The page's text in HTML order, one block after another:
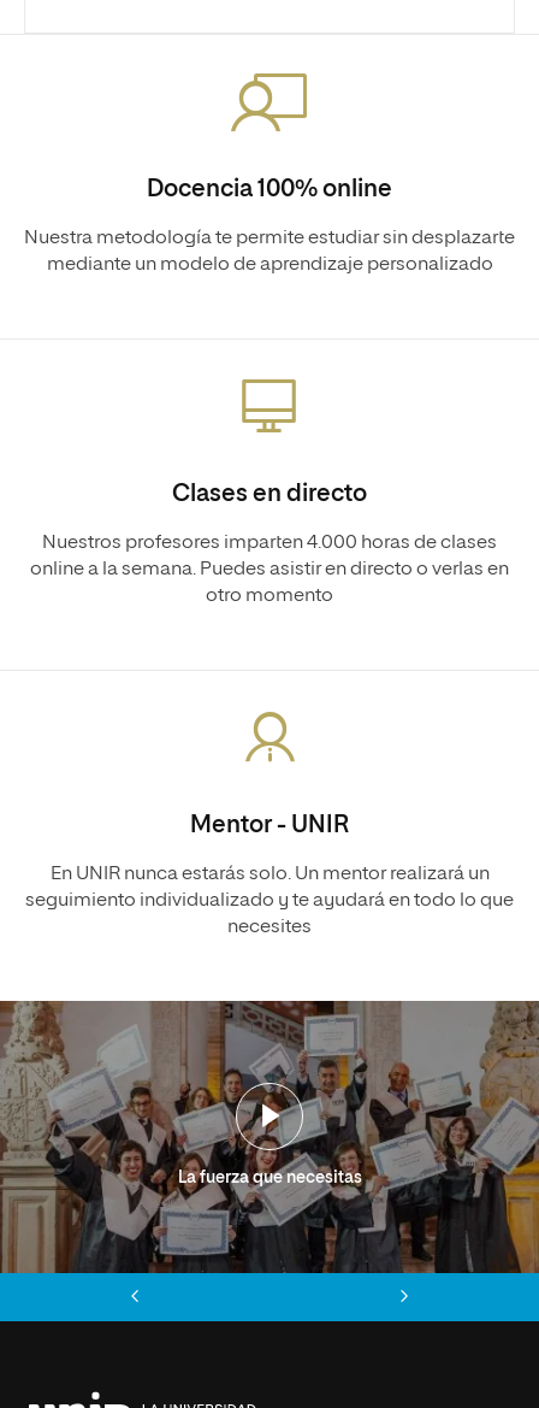
Docencia 100% online
Nuestra metodología te permite estudiar sin desplazarte
mediante un modelo de aprendizaje personalizado
Clases en directo
Nuestros profesores imparten 4.000 horas de clases
online a la semana. Puedes asistir en directo o verlas en
otro momento
Mentor - UNIR
En UNIR nunca estarás solo. Un mentor realizará un
seguimiento individualizado y te ayudará en todo lo que
necesites
La fuerza que necesitas